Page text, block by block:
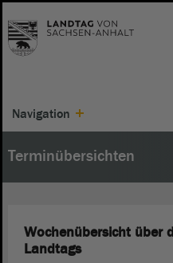
Navigation
Terminübersichten
Wochenübersicht über
Landtags